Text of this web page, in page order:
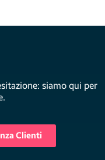
siamo qui per
Clienti